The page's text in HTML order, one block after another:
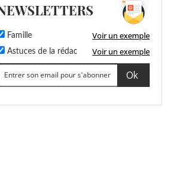
Famille Voir un exemple
Astuces de la rédac Voir un exemple